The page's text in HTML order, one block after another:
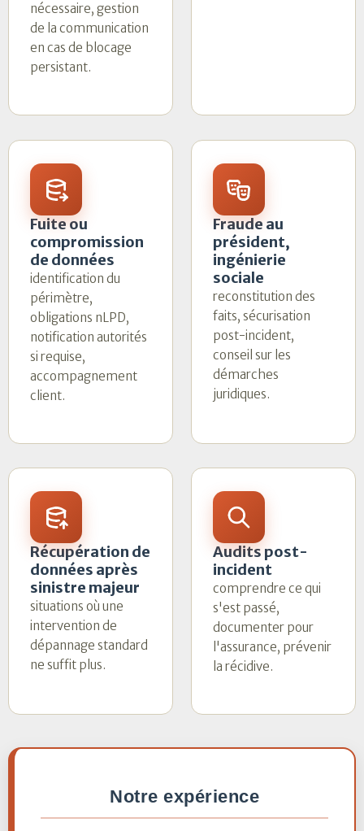
nécessaire, gestion
de la communication
en cas de blocage
persistant.
Fuite ou
compromission
de données
identification du
périmètre,
obligations nLPD,
notification autorités
si requise,
accompagnement
client.
Fraude au
président,
ingénierie
sociale
reconstitution des
faits, sécurisation
post-incident,
conseil sur les
démarches
juridiques.
Récupération de
données après
sinistre majeur
situations où une
intervention de
dépannage standard
ne suffit plus.
Audits post-
incident
comprendre ce qui
s'est passé,
documenter pour
l'assurance, prévenir
la récidive.
Notre expérience